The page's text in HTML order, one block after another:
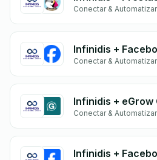
Conectar & Automatizar
Infinidis +
Conectar & Automatizar
Infinidis + eGrow
Conectar & Automatizar
Infinidis +